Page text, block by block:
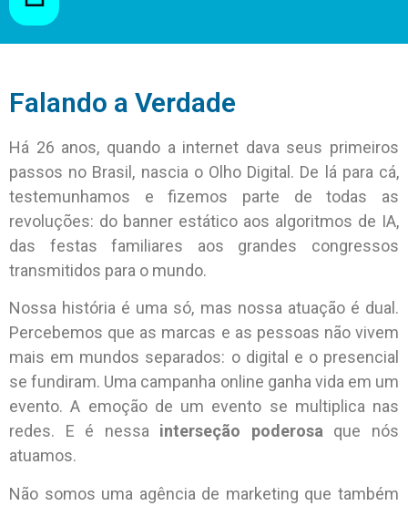
Falando a Verdade
Há 26 anos, quando a internet dava seus primeiros
passos no Brasil, nascia o Olho Digital. De lá para cá,
testemunhamos e fizemos parte de todas as
revoluções: do banner estático aos algoritmos de IA,
das festas familiares aos grandes congressos
transmitidos para o mundo.
Nossa história é uma só, mas nossa atuação é dual.
Percebemos que as marcas e as pessoas não vivem
mais em mundos separados: o digital e o presencial
se fundiram. Uma campanha online ganha vida em um
evento. A emoção de um evento se multiplica nas
redes. E é nessa interseção poderosaque nós
atuamos.
Não somos uma agência de marketing que também